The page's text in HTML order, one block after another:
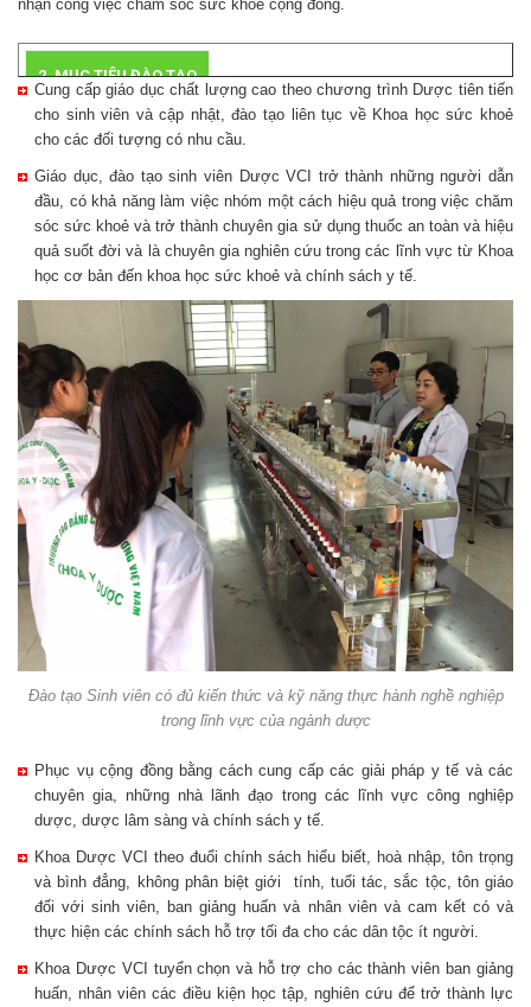
nhận công việc chăm sóc sức khỏe cộng đồng.
2. MỤC TIÊU ĐÀO TẠO
Cung cấp giáo dục chất lượng cao theo chương trình Dược tiên tiến
cho sinh viên và cập nhật, đào tạo liên tục về Khoa học sức khoẻ
cho các đối tượng có nhu cầu.
Giáo dục, đào tạo sinh viên Dược VCI trở thành những người dẫn
đầu, có khả năng làm việc nhóm một cách hiệu quả trong việc chăm
sóc sức khoẻ và trở thành chuyên gia sử dụng thuốc an toàn và hiệu
quả suốt đời và là chuyên gia nghiên cứu trong các lĩnh vực từ Khoa
học cơ bản đến khoa học sức khoẻ và chính sách y tế.
Đào tạo Sinh viên có đủ kiến thức và kỹ năng thực hành nghề nghiệp
trong lĩnh vực của ngành dược
Phục vụ cộng đồng bằng cách cung cấp các giải pháp y tế và các
chuyên gia, những nhà lãnh đạo trong các lĩnh vực công nghiệp
dược, dược lâm sàng và chính sách y tế.
Khoa Dược VCI theo đuổi chính sách hiểu biết, hoà nhập, tôn trọng
và bình đẳng, không phân biệt giới tính, tuổi tác, sắc tộc, tôn giáo
đối với sinh viên, ban giảng huấn và nhân viên và cam kết có và
thực hiện các chính sách hỗ trợ tối đa cho các dân tộc ít người.
Khoa Dược VCI tuyển chọn và hỗ trợ cho các thành viên ban giảng
huấn, nhân viên các điều kiện học tập, nghiên cứu để trở thành lực